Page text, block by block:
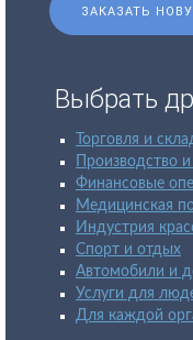
ЗАКАЗАТЬ
Выбрать
Торговля и
Производство
Финансовые
Медицинская
Индустрия
Спорт и отдых
Автомобили и
Услуги для
Для каждой